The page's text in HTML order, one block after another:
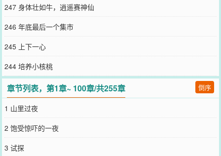
价高的活计，给一个布商当护卫。却不料府中的男主人看中了他的武
艺，他后院的小妾们却是相中了他的皮肉，一个个暗示要随他浪迹江
湖……他厌烦极了，尤其是还有个貌美的小娘子总是无时无刻的凑来
看热闹，她自己都虎狼环饲了，好似还无知无觉。真是兔子笑狼掉进
狐狸窝，呆子。～～～～再推一本预收《虎兽人的异世庄园》阿春是
一个白虎兽人，她的毛色让她在丛林里打猎时无可遁形，所以她丧母
后头一次进恶兽林捕猎就重伤死亡一点也不意外。她意外的是身体死
了，意识还在。她在恶兽林游荡两年，跟着鸟人在天上飞，跟着兔兽
人在地下打洞，见识了群居的狼兽人合伙围猎，也围观了鼠妇的屯粮
大业……倏忽回魂，阿春哪怕处于濒死的节点，也挡不住她心中豪情
万丈。她要邀飞禽走兽同居，集百兽之长，鸟人高空巡逻，鼠妇地下
养猎物的霸业！不过现在重伤在身，活命都难，她还是先找鼠妇借些
且看她如何忽悠打手，重建山头！
247 身体壮如牛，逍遥赛神仙
246 年底最后一个集市
245 上下一心
244 培养小核桃
章节列表，第1章~ 100章/共255章 倒序
1 山里过夜
2 饱受惊吓的一夜
3 试探